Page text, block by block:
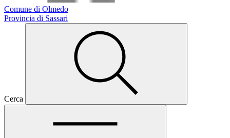
Comune di Olmedo
Provincia di Sassari
Cerca